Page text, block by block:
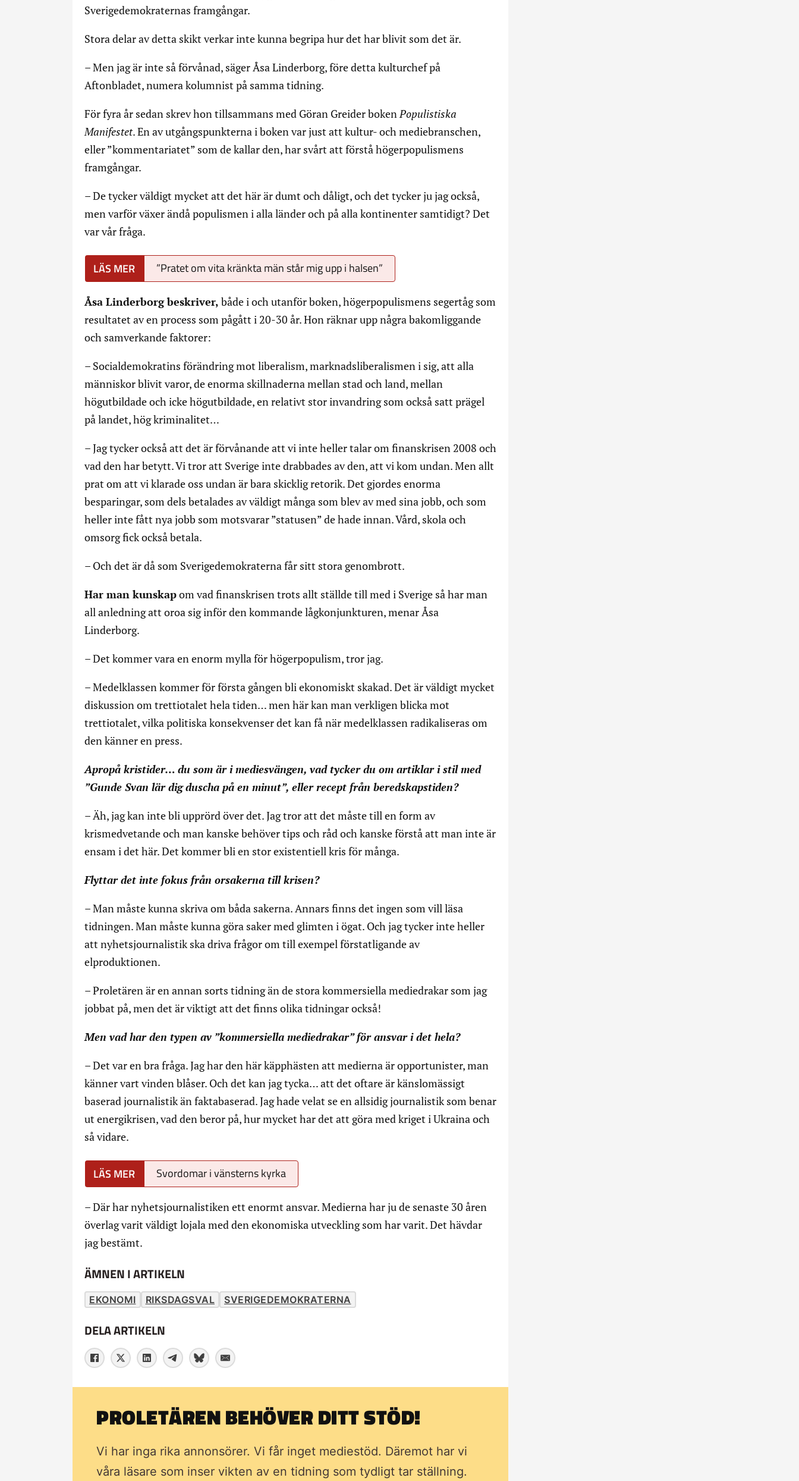
Sverigedemokraternas framgångar.
Stora delar av detta skikt verkar inte kunna begripa hur det har blivit som det är.
– Men jag är inte så förvånad, säger Åsa Linderborg, före detta kulturchef på
Aftonbladet, numera kolumnist på samma tidning.
För fyra år sedan skrev hon tillsammans med Göran Greider bokenPopulistiska
Manifestet. En av utgångspunkterna i boken var just att kultur- och mediebranschen,
eller ”kommentariatet” som de kallar den, har svårt att förstå högerpopulismens
framgångar.
– De tycker väldigt mycket att det här är dumt och dåligt, och det tycker ju jag också,
men varför växer ändå populismen i alla länder och på alla kontinenter samtidigt? Det
var vår fråga.
”Pratet om vita kränkta män står mig upp i halsen”
Åsa Linderborg beskriver, både i och utanför boken, högerpopulismens segertåg som
resultatet av en process som pågått i 20-30 år. Hon räknar upp några bakomliggande
och samverkande faktorer:
– Socialdemokratins förändring mot liberalism, marknadsliberalismen i sig, att alla
människor blivit varor, de enorma skillnaderna mellan stad och land, mellan
högutbildade och icke högutbildade, en relativt stor invandring som också satt prägel
på landet, hög kriminalitet…
– Jag tycker också att det är förvånande att vi inte heller talar om finanskrisen 2008 och
vad den har betytt. Vi tror att Sverige inte drabbades av den, att vi kom undan. Men allt
prat om att vi klarade oss undan är bara skicklig retorik. Det gjordes enorma
besparingar, som dels betalades av väldigt många som blev av med sina jobb, och som
heller inte fått nya jobb som motsvarar ”statusen” de hade innan. Vård, skola och
omsorg fick också betala.
– Och det är då som Sverigedemokraterna får sitt stora genombrott.
Har man kunskapom vad finanskrisen trots allt ställde till med i Sverige så har man
all anledning att oroa sig inför den kommande lågkonjunkturen, menar Åsa
Linderborg.
– Det kommer vara en enorm mylla för högerpopulism, tror jag.
– Medelklassen kommer för första gången bli ekonomiskt skakad. Det är väldigt mycket
diskussion om trettiotalet hela tiden… men här kan man verkligen blicka mot
trettiotalet, vilka politiska konsekvenser det kan få när medelklassen radikaliseras om
den känner en press.
Apropå kristider… du som är i mediesvängen, vad tycker du om artiklar i stil med
”Gunde Svan lär dig duscha på en minut”, eller recept från beredskapstiden?
– Äh, jag kan inte bli upprörd över det. Jag tror att det måste till en form av
krismedvetande och man kanske behöver tips och råd och kanske förstå att man inte är
ensam i det här. Det kommer bli en stor existentiell kris för många.
Flyttar det inte fokus från orsakerna till krisen?
– Man måste kunna skriva om båda sakerna. Annars finns det ingen som vill läsa
tidningen. Man måste kunna göra saker med glimten i ögat. Och jag tycker inte heller
att nyhetsjournalistik ska driva frågor om till exempel förstatligande av
elproduktionen.
– Proletären är en annan sorts tidning än de stora kommersiella mediedrakar som jag
jobbat på, men det är viktigt att det finns olika tidningar också!
Men vad har den typen av ”kommersiella mediedrakar” för ansvar i det hela?
– Det var en bra fråga. Jag har den här käpphästen att medierna är opportunister, man
känner vart vinden blåser. Och det kan jag tycka… att det oftare är känslomässigt
baserad journalistik än faktabaserad. Jag hade velat se en allsidig journalistik som benar
ut energikrisen, vad den beror på, hur mycket har det att göra med kriget i Ukraina och
så vidare.
Svordomar i vänsterns kyrka
– Där har nyhetsjournalistiken ett enormt ansvar. Medierna har ju de senaste 30 åren
överlag varit väldigt lojala med den ekonomiska utveckling som har varit. Det hävdar
jag bestämt.
ÄMNEN I ARTIKELN
EKONOMI RIKSDAGSVAL SVERIGEDEMOKRATERNA
DELA ARTIKELN
PROLETÄREN BEHÖVER DITT STÖD!
Vi har inga rika annonsörer. Vi får inget mediestöd. Däremot har vi
våra läsare som inser vikten av en tidning som tydligt tar ställning.